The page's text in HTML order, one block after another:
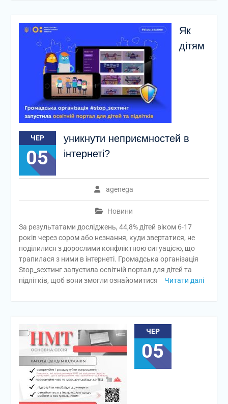
ЧЕР
05
Як
дітям
уникнути неприємностей в
інтернеті?
agenega
Новини
За результатами досліджень, 44,8% дітей віком 6-17
років через сором або незнання, куди звертатися, не
поділилися з дорослими конфліктною ситуацією, що
трапилася з ними в інтернеті. Громадська організація
Stop_sexтинг запустила освітній портал для дітей та
підлітків, щоб вони змогли ознайомитися
Читати далі
ЧЕР
05